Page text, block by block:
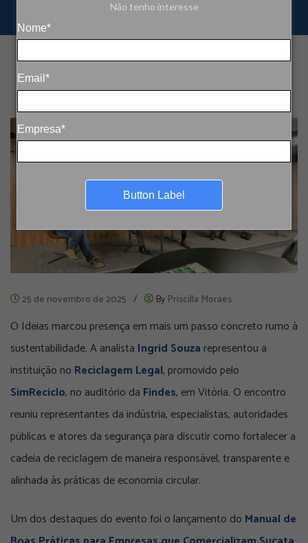
Não tenho interesse
Nome*
Email*
Empresa*
Button Label
25 de novembro de 2025 / By Priscilla Moraes
O Ideias marcou presença em mais um passo concreto rumo à
sustentabilidade. A analista Ingrid Souza representou a
instituição no Reciclagem Legal, promovido pelo
SimReciclo, no auditório da Findes, em Vitória. O encontro
reuniu representantes da indústria, especialistas, autoridades
públicas e atores da segurança para discutir como fortalecer a
cadeia de reciclagem de maneira responsável, transparente e
alinhada às práticas de economia circular.
Um dos destaques do evento foi o lançamento do Manual de